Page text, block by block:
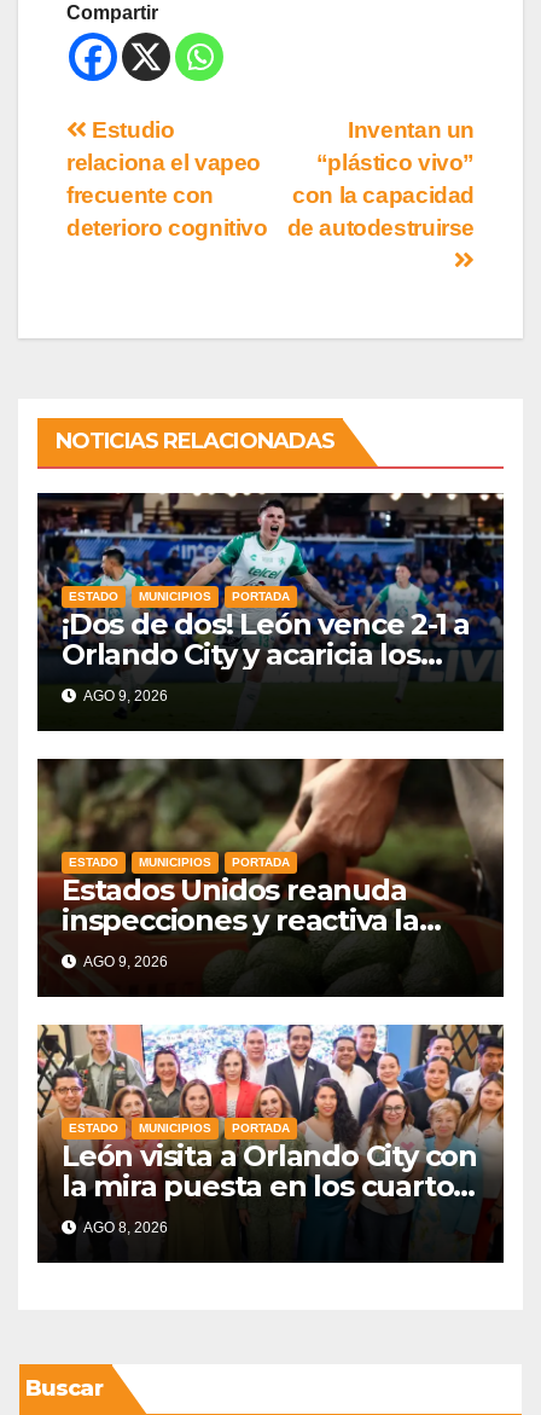
Compartir
Inventan un
“plástico vivo”
con la capacidad
de autodestruirse
Estudio
relaciona el vapeo
frecuente con
deterioro cognitivo
NOTICIAS RELACIONADAS
ESTADO MUNICIPIOS PORTADA
¡Dos de dos! León vence 2-1 a
Orlando City y acaricia los
cuartos de final
AGO 9, 2026
ESTADO MUNICIPIOS PORTADA
Estados Unidos reanuda
inspecciones y reactiva la
exportación de aguacate
mexicano
AGO 9, 2026
ESTADO MUNICIPIOS PORTADA
León visita a Orlando City con
la mira puesta en los cuartos
de final
AGO 8, 2026
Buscar